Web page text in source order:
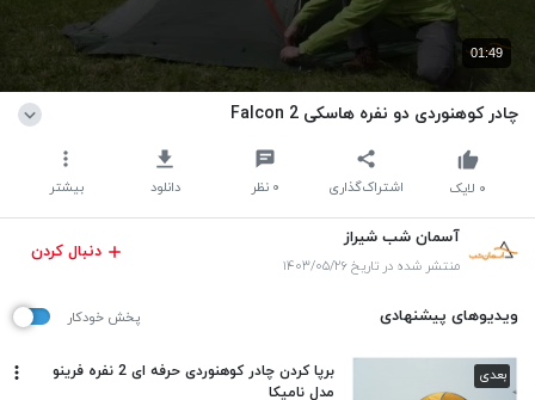
01:49
چادر کوهنوردی دو نفره هاسکی Falcon 2
اشتراک‌گذاری ۰ نظر دانلود بیشتر ۰ لایک
آسمان شب شیراز
منتشر شده در تاریخ ۱۴۰۳/۰۵/۲۶
دنبال کردن
ویدیوهای پیشنهادی پخش خودکار
بعدی
برپا کردن چادر کوهنوردی حرفه ای 2 نفره فرینو
مدل نامیکا